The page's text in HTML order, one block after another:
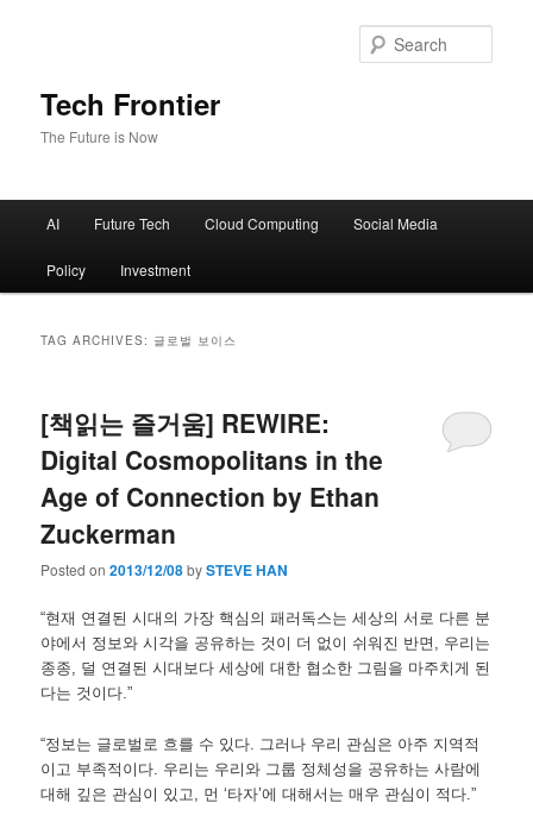
Tech Frontier
The Future is Now
Skip to primary content
Skip to secondary content
AI Future Tech Cloud Computing Social Media
Policy Investment
TAG ARCHIVES:글로벌 보이스
[책읽는 즐거움] REWIRE:
Digital Cosmopolitans in the
Age of Connection by Ethan
Zuckerman
Posted on2013/12/08bySTEVE HAN
“현재 연결된 시대의 가장 핵심의 패러독스는 세상의 서로 다른 분
야에서 정보와 시각을 공유하는 것이 더 없이 쉬워진 반면, 우리는
종종, 덜 연결된 시대보다 세상에 대한 협소한 그림을 마주치게 된
다는 것이다.”
“정보는 글로벌로 흐를 수 있다. 그러나 우리 관심은 아주 지역적
이고 부족적이다. 우리는 우리와 그룹 정체성을 공유하는 사람에
대해 깊은 관심이 있고, 먼 ‘타자’에 대해서는 매우 관심이 적다.”